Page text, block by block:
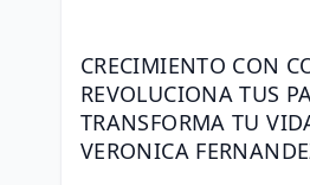
CRECIMIENTO CON
REVOLUCIONA TUS
TRANSFORMA TU
VERONICA